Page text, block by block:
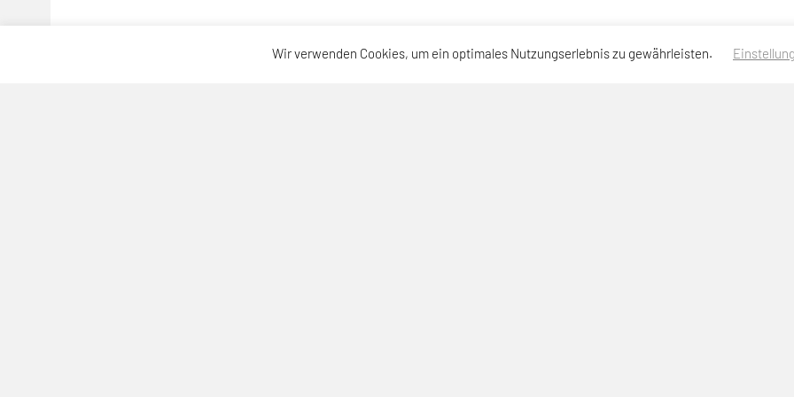
Wir verwenden Cookies, um ein optimales Nutzungserlebnis zu gewährleisten.